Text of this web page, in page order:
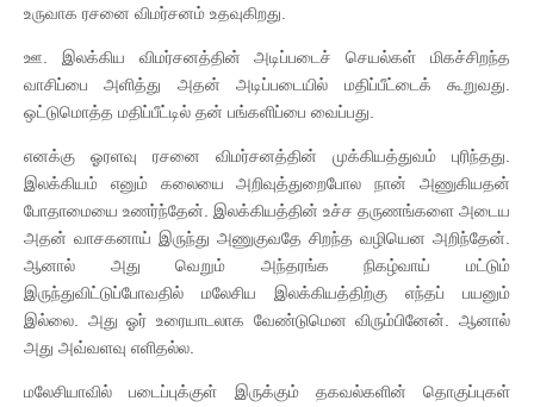
உருவாக ரசனை விமர்சனம் உதவுகிறது.
ஊ. இலக்கிய விமர்சனத்தின் அடிப்படைச் செயல்கள் மிகச்சிறந்த
வாசிப்பை அளித்து அதன் அடிப்படையில் மதிப்பீட்டைக் கூறுவது.
ஒட்டுமொத்த மதிப்பீட்டில் தன் பங்களிப்பை வைப்பது.
எனக்கு ஓரளவு ரசனை விமர்சனத்தின் முக்கியத்துவம் புரிந்தது.
இலக்கியம் எனும் கலையை அறிவுத்துறைபோல நான் அணுகியதன்
போதாமையை உணர்ந்தேன். இலக்கியத்தின் உச்ச தருணங்களை அடைய
அதன் வாசகனாய் இருந்து அணுகுவதே சிறந்த வழியென அறிந்தேன்.
ஆனால் அது வெறும் அந்தரங்க நிகழ்வாய் மட்டும்
இருந்துவிட்டுப்போவதில் மலேசிய இலக்கியத்திற்கு எந்தப் பயனும்
இல்லை. அது ஓர் உரையாடலாக வேண்டுமென விரும்பினேன். ஆனால்
அது அவ்வளவு எளிதல்ல.
மலேசியாவில் படைப்புக்குள் இருக்கும் தகவல்களின் தொகுப்புகள்